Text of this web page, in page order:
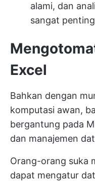
alami, dan
sangat
Excel
Bahkan dengan
komputasi awan,
bergantung pada
dan manajemen
Orang-orang suka
dapat mengatur